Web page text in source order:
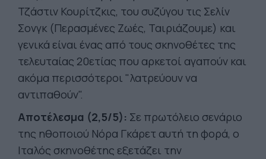
Τζάστιν Κουρίτζκις, του συζύγου τις Σελίν
Σονγκ (Περασμένες Ζωές, Ταιριάζουμε) και
γενικά είναι ένας από τους σκηνοθέτες της
τελευταίας 20ετίας που αρκετοί αγαπούν και
ακόμα περισσότεροι "λατρεύουν να
αντιπαθούν".
Αποτέλεσμα (2,5/5): Σε πρωτόλειο σενάριο
της ηθοποιού Νόρα Γκάρετ αυτή τη φορά, ο
Ιταλός σκηνοθέτης εξετάζει την